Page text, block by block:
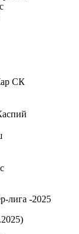
СК
лига -2025